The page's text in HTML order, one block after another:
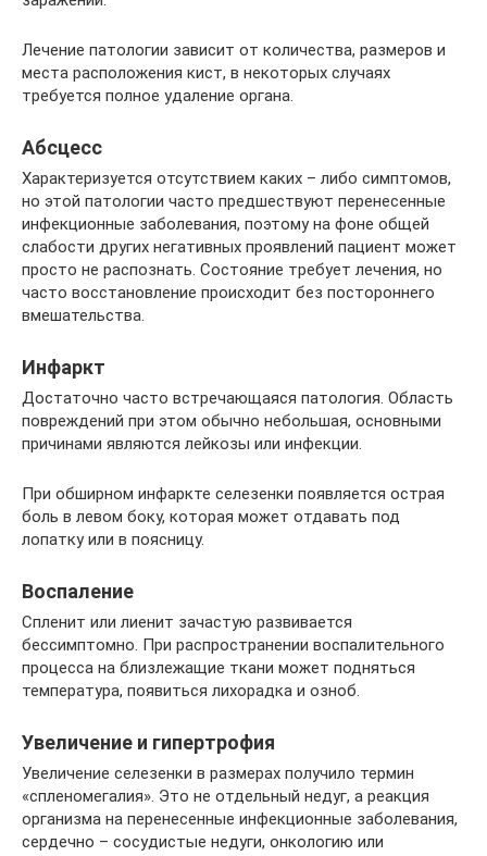
Лечение патологии зависит от количества, размеров и
места расположения кист, в некоторых случаях
требуется полное удаление органа.
Абсцесс
Характеризуется отсутствием каких – либо симптомов,
но этой патологии часто предшествуют перенесенные
инфекционные заболевания, поэтому на фоне общей
слабости других негативных проявлений пациент может
просто не распознать. Состояние требует лечения, но
часто восстановление происходит без постороннего
вмешательства.
Инфаркт
Достаточно часто встречающаяся патология. Область
повреждений при этом обычно небольшая, основными
причинами являются лейкозы или инфекции.
При обширном инфаркте селезенки появляется острая
боль в левом боку, которая может отдавать под
лопатку или в поясницу.
Воспаление
Спленит или лиенит зачастую развивается
бессимптомно. При распространении воспалительного
процесса на близлежащие ткани может подняться
температура, появиться лихорадка и озноб.
Увеличение и гипертрофия
Увеличение селезенки в размерах получило термин
«спленомегалия». Это не отдельный недуг, а реакция
организма на перенесенные инфекционные заболевания,
сердечно – сосудистые недуги, онкологию или